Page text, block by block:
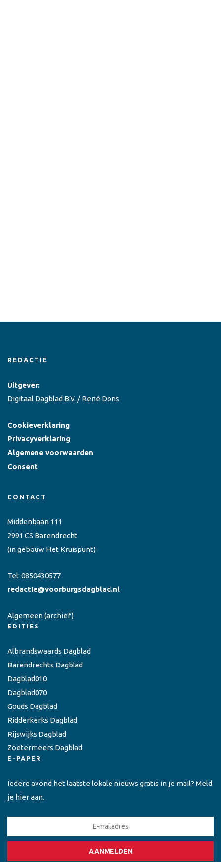
REDACTIE
Uitgever:
Digitaal Dagblad B.V. / René Dons
Cookieverklaring
Privacyverklaring
Algemene voorwaarden
Consent
CONTACT
Middenbaan 111
2991 CS Barendrecht
(in gebouw Het Kruispunt)
Tel: 0850430577
redactie@voorburgsdagblad.nl
Algemeen(archief)
EDITIES
Albrandswaards Dagblad
Barendrechts Dagblad
Dagblad010
Dagblad070
Gouds Dagblad
Ridderkerks Dagblad
Rijswijks Dagblad
Zoetermeers Dagblad
E-PAPER
Iedere avond het laatste lokale nieuws gratis in je mail? Meld
je hier aan.